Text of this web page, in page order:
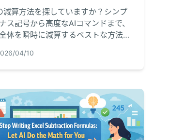
減算方法を探していますか？シンプ
ス記号から高度なAIコマンドまで、
体を瞬時に減算するベストな方法を
04/10